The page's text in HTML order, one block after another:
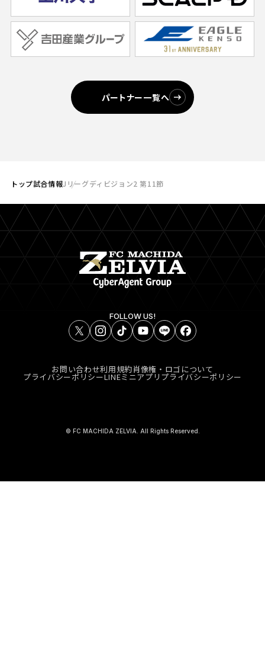
パートナー一覧へ
トップ試合情報Jリーグディビジョン2 第11節
FOLLOW US!
お問い合わせ利用規約肖像権・ロゴについて
プライバシーポリシーLINEミニアプリプライバシーポリシー
© FC MACHIDA ZELVIA. All Rights Reserved.